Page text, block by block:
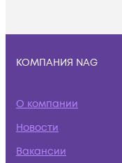
КОМПАНИЯ NAG
О компании
Новости
Вакансии